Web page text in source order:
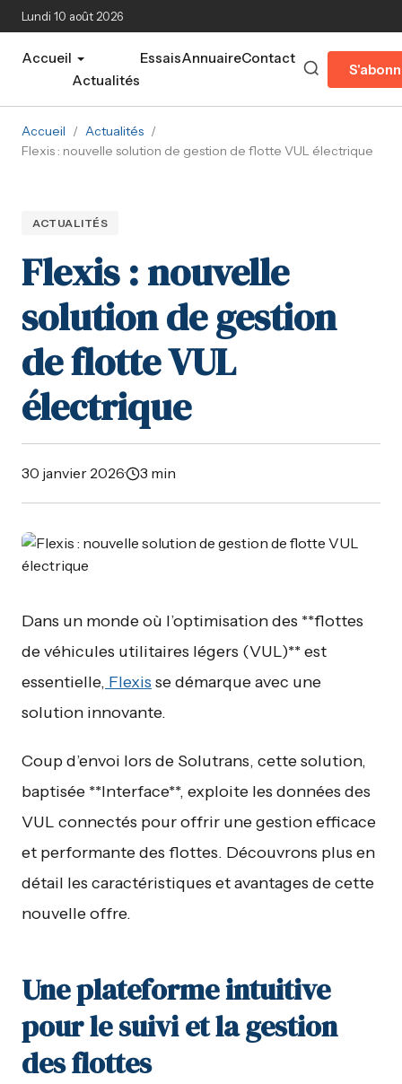
Aller au contenu principal
Lundi 10 août 2026
Accueil
Actualités
EssaisAnnuaireContact
Accueil / Actualités /
Flexis : nouvelle solution de gestion de flotte VUL électrique
ACTUALITÉS
Flexis : nouvelle
solution de gestion
de flotte VUL
électrique
30 janvier 2026· 3 min
Dans un monde où l’optimisation des **flottes
de véhicules utilitaires légers (VUL)** est
essentielle, Flexis se démarque avec une
solution innovante.
Coup d’envoi lors de Solutrans, cette solution,
baptisée **Interface**, exploite les données des
VUL connectés pour offrir une gestion efficace
et performante des flottes. Découvrons plus en
détail les caractéristiques et avantages de cette
nouvelle offre.
Une plateforme intuitive
pour le suivi et la gestion
des flottes